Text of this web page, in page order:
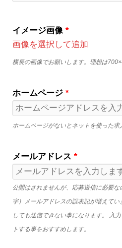
イメージ画像 *
画像を選択して追加
横長の画像でお願いします。理想は
ホームページ *
ホームページがないとネットを使った求
メールアドレス *
公開はされませんが、応募送信に必要
字）メールアドレスの誤表記が増えて
しても送信できない事になります。 入
トする事をおすすめします。